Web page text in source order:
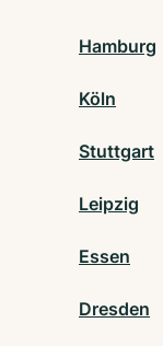
Hamburg
Köln
Stuttgart
Leipzig
Essen
Dresden